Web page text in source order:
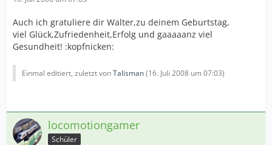
Auch ich gratuliere dir Walter,zu deinem Geburtstag,
viel Glück,Zufriedenheit,Erfolg und gaaaaanz viel
Gesundheit! :kopfnicken:
Einmal editiert, zuletzt vonTalisman(16. Juli 2008 um 07:03)
locomotiongamer
Schüler